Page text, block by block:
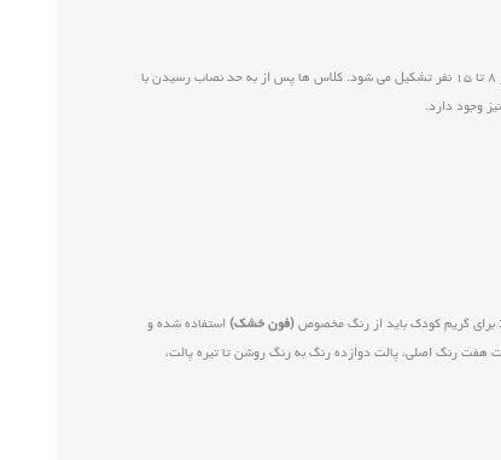
این کلاس های آموزشی به سه شکل ، خصوصی، نیمه خصوصی و گروهی برگزار می گردد. طبق قوانین فنی حرفه ای تعداد نفرات کلاس های خصوصی بین ۱ تا ۳ نفر، نیمه خصوصی ۳ تا ۸ نفر و گروهی از ۸ تا ۱۵ نفر تشکیل می شود. کلاس ها پس از به حد نصاب رسیدن با
وجود دارد.
برای گریم کودک باید از رنگ مخصوص(فون خشک) استفاده شده و
هفت رنگ اصلی، پالت دوازده رنگ به رنگ روشن تا تيره پالت،